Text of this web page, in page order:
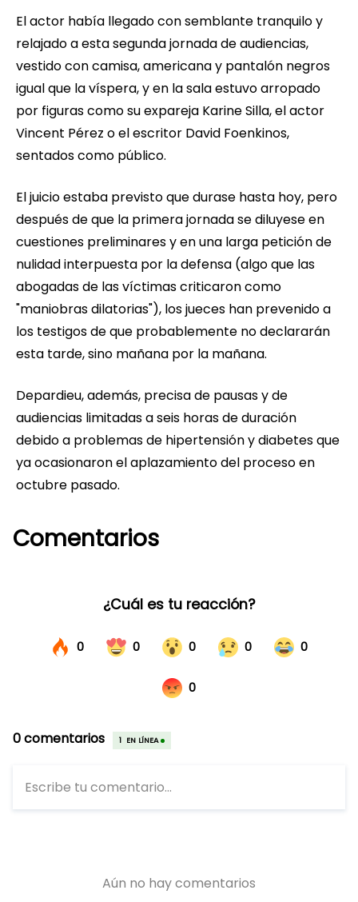
El actor había llegado con semblante tranquilo y
relajado a esta segunda jornada de audiencias,
vestido con camisa, americana y pantalón negros
igual que la víspera, y en la sala estuvo arropado
por figuras como su expareja Karine Silla, el actor
Vincent Pérez o el escritor David Foenkinos,
sentados como público.
El juicio estaba previsto que durase hasta hoy, pero
después de que la primera jornada se diluyese en
cuestiones preliminares y en una larga petición de
nulidad interpuesta por la defensa (algo que las
abogadas de las víctimas criticaron como
"maniobras dilatorias"), los jueces han prevenido a
los testigos de que probablemente no declararán
esta tarde, sino mañana por la mañana.
Depardieu, además, precisa de pausas y de
audiencias limitadas a seis horas de duración
debido a problemas de hipertensión y diabetes que
ya ocasionaron el aplazamiento del proceso en
octubre pasado.
Comentarios